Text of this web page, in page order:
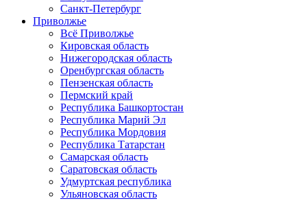
Санкт-Петербург
Приволжье
Всё Приволжье
Кировская область
Нижегородская область
Оренбургская область
Пензенская область
Пермский край
Республика Башкортостан
Республика Марий Эл
Республика Мордовия
Республика Татарстан
Самарская область
Саратовская область
Удмуртская республика
Ульяновская область